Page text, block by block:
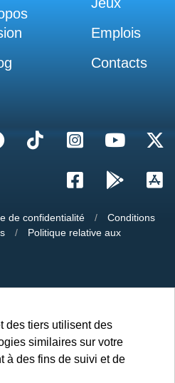
Emplois
Contacts
de confidentialité /
Conditions
/
Politique relative aux
des tiers utilisent des
similaires sur votre
à des fins de suivi et de